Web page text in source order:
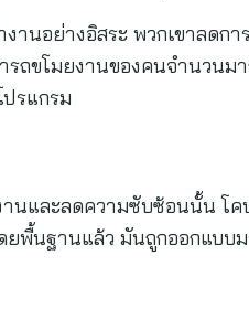
านอย่างอิสระ พวกเขาลดก
ถขโมยงานของคนจำนวนม
รแกรม
านและลดความซับซ้อนนั้น โ
พื้นฐานแล้ว มันถูกออกแบบ